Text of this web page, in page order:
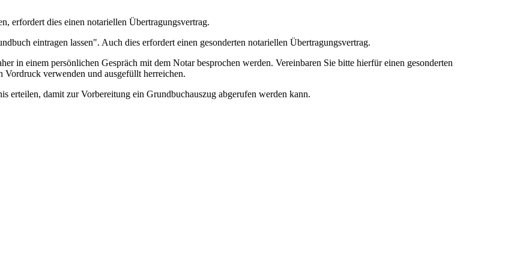
erfordert dies einen notariellen Übertragungsvertrag.
eintragen lassen". Auch dies erfordert einen gesonderten notariellen Übertragungsvertrag.
in einem persönlichen Gespräch mit dem Notar besprochen werden. Vereinbaren Sie bitte hierfür einen gesonderten
verwenden und ausgefüllt herreichen.
erteilen, damit zur Vorbereitung ein Grundbuchauszug abgerufen werden kann.